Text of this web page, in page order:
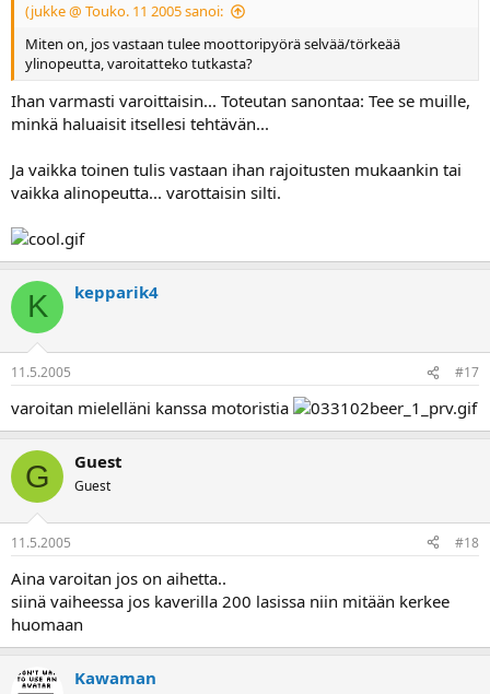
(jukke @ Touko. 11 2005 sanoi:
Miten on, jos vastaan tulee moottoripyörä selvää/törkeää
ylinopeutta, varoitatteko tutkasta?
Ihan varmasti varoittaisin... Toteutan sanontaa: Tee se muille,
minkä haluaisit itsellesi tehtävän...
Ja vaikka toinen tulis vastaan ihan rajoitusten mukaankin tai
vaikka alinopeutta... varottaisin silti.
K kepparik4
11.5.2005 #17
varoitan mielelläni kanssa motoristia
G Guest
Guest
11.5.2005 #18
Aina varoitan jos on aihetta..
siinä vaiheessa jos kaverilla 200 lasissa niin mitään kerkee
huomaan
Kawaman